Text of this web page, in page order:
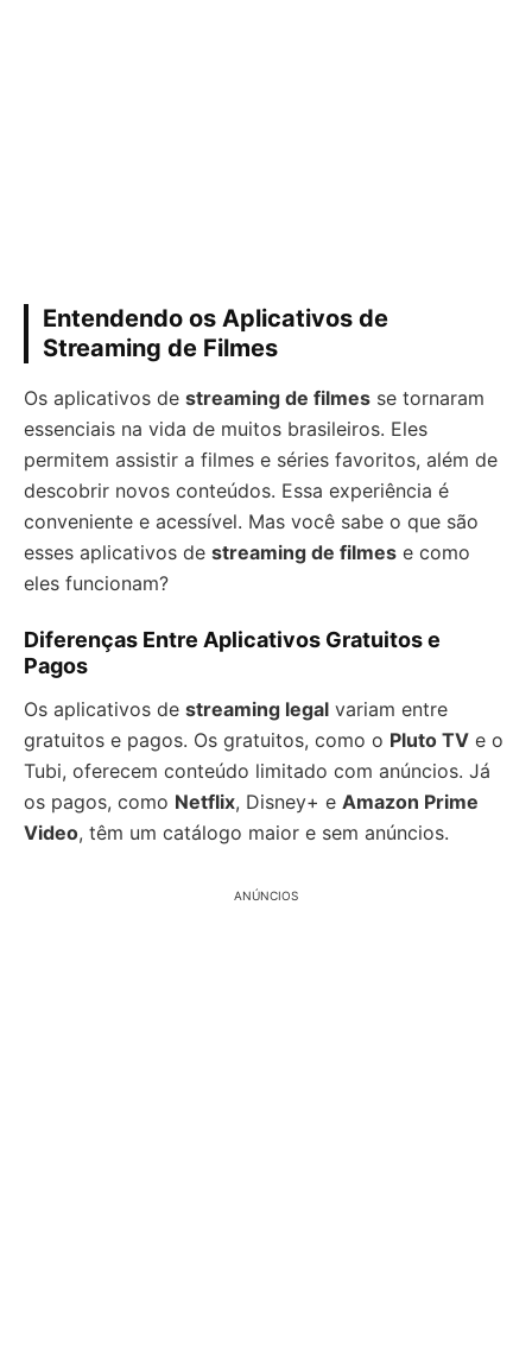
Entendendo os Aplicativos de
Streaming de Filmes
Os aplicativos de streaming de filmes se tornaram
essenciais na vida de muitos brasileiros. Eles
permitem assistir a filmes e séries favoritos, além de
descobrir novos conteúdos. Essa experiência é
conveniente e acessível. Mas você sabe o que são
esses aplicativos de streaming de filmes e como
eles funcionam?
Diferenças Entre Aplicativos Gratuitos e
Pagos
Os aplicativos de streaming legal variam entre
gratuitos e pagos. Os gratuitos, como o Pluto TV e o
Tubi, oferecem conteúdo limitado com anúncios. Já
os pagos, como Netflix, Disney+ e Amazon Prime
Video, têm um catálogo maior e sem anúncios.
ANÚNCIOS